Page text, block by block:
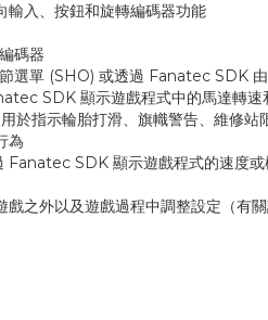
入、按鈕和旋轉編碼器功能
碼器
選單 (SHO) 或透過 Fanatec SDK
SDK 顯示遊戲程式中的馬達轉速
於指示輪胎打滑、旗幟警告、維修
為
Fanatec SDK 顯示遊戲程式的速度
之外以及遊戲過程中調整設定（有